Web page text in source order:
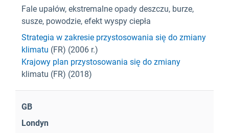
Fale upałów, ekstremalne opady deszczu, burze,
susze, powodzie, efekt wyspy ciepła
Strategia w zakresie przystosowania się do zmiany
klimatu (FR) (2006 r.)
Krajowy plan przystosowania się do zmiany
klimatu (FR) (2018)
GB
Londyn